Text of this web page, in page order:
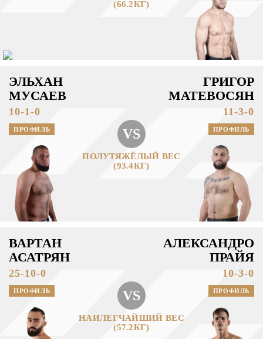
(66.2КГ)
ЭЛЬХАН
МУСАЕВ
10-1-0
ПРОФИЛЬ VS
ПОЛУТЯЖЁЛЫЙ ВЕС
(93.4КГ)
ГРИГОР
МАТЕВОСЯН
11-3-0
ПРОФИЛЬ
ВАРТАН
АСАТРЯН
25-10-0
ПРОФИЛЬ VS
НАИЛЕГЧАЙШИЙ ВЕС
(57.2КГ)
АЛЕКСАНДРО
ПРАЙЯ
10-3-0
ПРОФИЛЬ